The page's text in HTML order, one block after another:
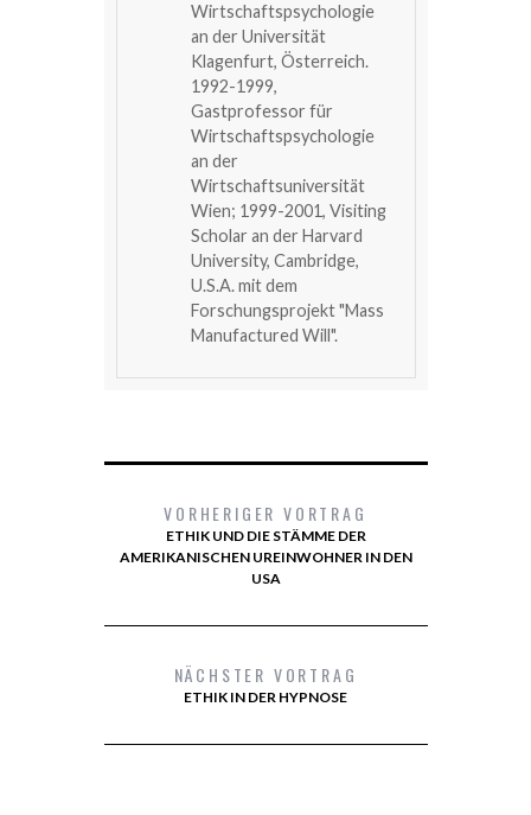
Wirtschaftspsychologie
an der Universität
Klagenfurt, Österreich.
1992-1999,
Gastprofessor für
Wirtschaftspsychologie
an der
Wirtschaftsuniversität
Wien; 1999-2001, Visiting
Scholar an der Harvard
University, Cambridge,
U.S.A. mit dem
Forschungsprojekt "Mass
Manufactured Will".
VORHERIGER VORTRAG
ETHIK UND DIE STÄMME DER
AMERIKANISCHEN UREINWOHNER IN DEN
USA
NÄCHSTER VORTRAG
ETHIK IN DER HYPNOSE